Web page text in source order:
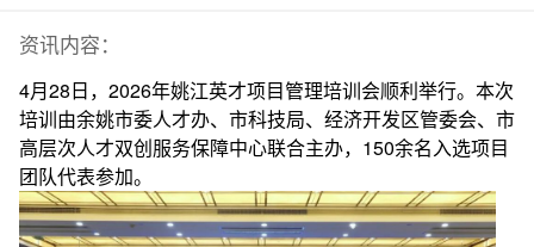
资讯内容：
4月28日，2026年姚江英才项目管理培训会顺利举行。本次
培训由余姚市委人才办、市科技局、经济开发区管委会、市
高层次人才双创服务保障中心联合主办，150余名入选项目
团队代表参加。